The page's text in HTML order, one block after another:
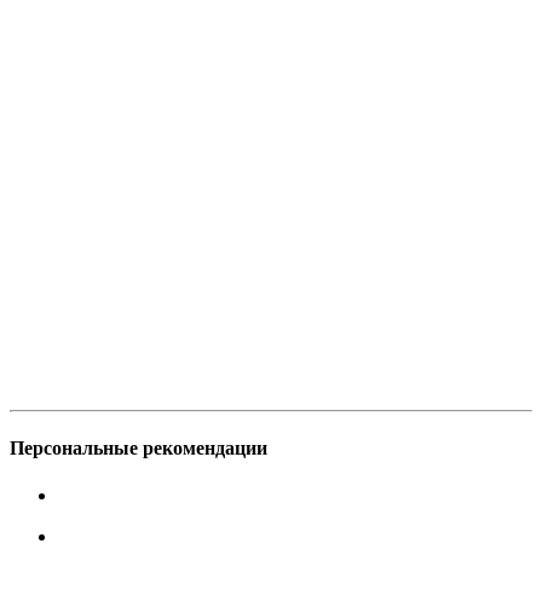
Персональные рекомендации